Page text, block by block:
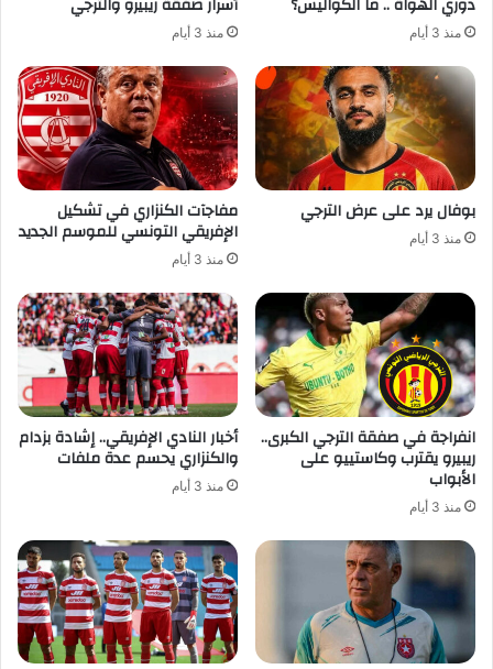
منذ 3 أيام منذ 3 أيام
بوفال يرد على عرض الترجي
منذ 3 أيام
مفاجآت الكنزاري في تشكيل
الإفريقي التونسي للموسم الجديد
منذ 3 أيام
انفراجة في صفقة الترجي الكبرى..
ريبيرو يقترب وكاستييو على
الأبواب
منذ 3 أيام
أخبار النادي الإفريقي.. إشادة بزدام
والكنزاري يحسم عدة ملفات
منذ 3 أيام